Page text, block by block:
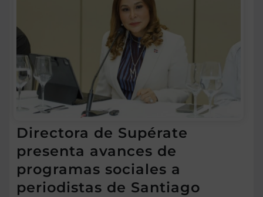
Directora de Supérate
presenta avances de
programas sociales a
periodistas de Santiago